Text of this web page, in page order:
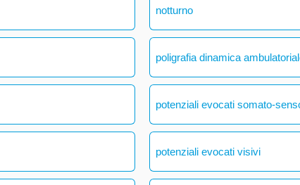
notturno
poligrafia dinamica
potenziali evocati somato-
potenziali evocati visivi